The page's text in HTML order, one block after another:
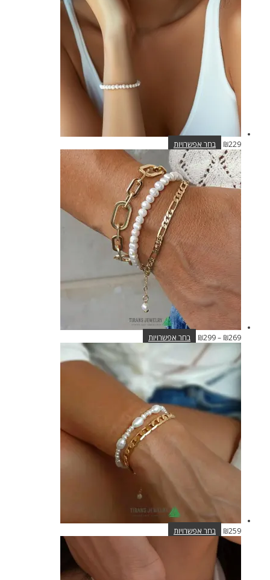
₪229 בחר אפשרויות
יש
מספר
סוגים.
ניתן
לבחור
את
האפשרויות
בעמוד
המוצר
₪269
–
₪299
טווח
עד
בחר אפשרויות
יש
מספר
סוגים.
ניתן
לבחור
האפשרויות
בעמוד
המוצר
₪259 בחר אפשרויות
מספר
סוגים.